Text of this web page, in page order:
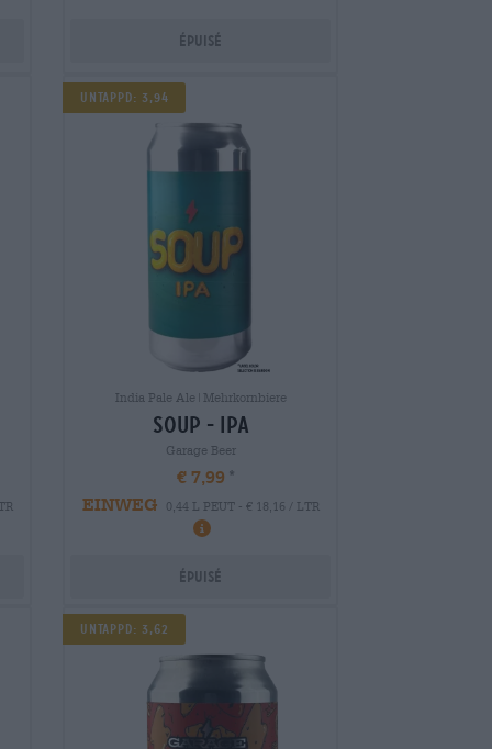
Épuisé
Untappd: 3,94
India Pale Ale|Mehrkornbiere
soup - ipa
Garage Beer
€ 7,99
EINWEG
0,44 L PEUT - € 18,16 / LTR
Épuisé
Untappd: 3,62